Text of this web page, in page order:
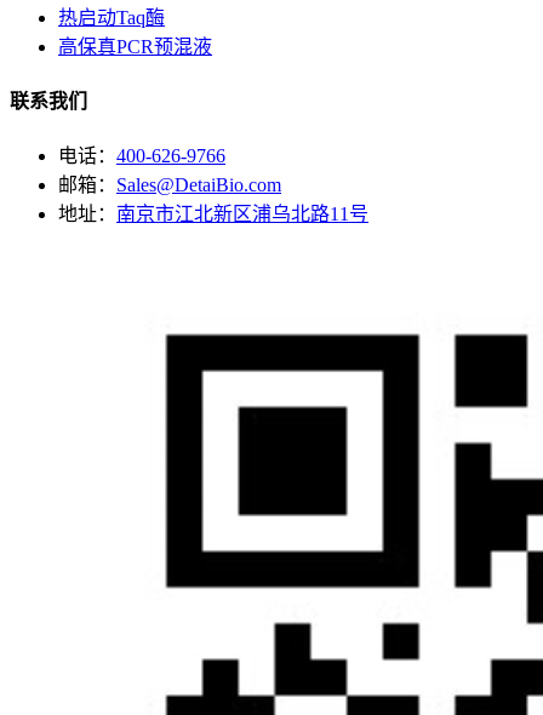
热启动Taq酶
高保真PCR预混液
联系我们
电话： 400-626-9766
邮箱： Sales@DetaiBio.com
地址： 南京市江北新区浦乌北路11号